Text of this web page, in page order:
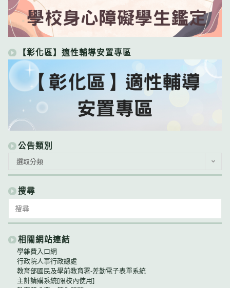
【彰化區】適性輔導安置專區
公告類別
類
別
選取分類
搜尋
for:
相關網站連結
學雜費入口網
行政院人事行政總處
教育部國民及學前教育署-差勤電子表單系統
主計請購系統[限校內使用]